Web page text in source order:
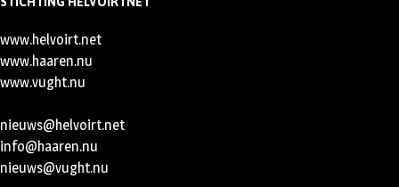
www.helvoirt.net
www.haaren.nu
www.vught.nu
nieuws@helvoirt.net
info@haaren.nu
nieuws@vught.nu